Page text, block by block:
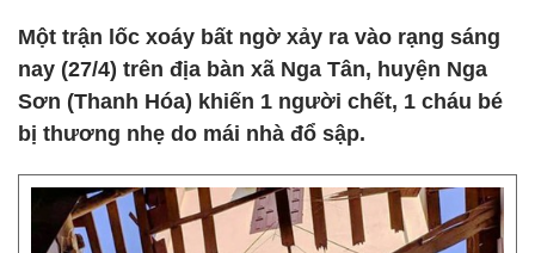
Một trận lốc xoáy bất ngờ xảy ra vào rạng sáng
nay (27/4) trên địa bàn xã Nga Tân, huyện Nga
Sơn (Thanh Hóa) khiến 1 người chết, 1 cháu bé
bị thương nhẹ do mái nhà đổ sập.